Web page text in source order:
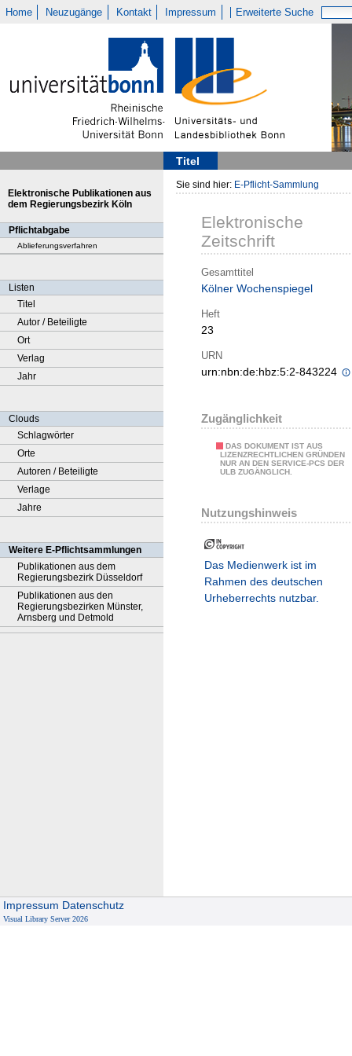
Home Neuzugänge Kontakt Impressum Erweiterte Suche
Titel
Elektronische Publikationen aus
dem Regierungsbezirk Köln
Pflichtabgabe
Ablieferungsverfahren
Listen
Titel
Autor / Beteiligte
Ort
Verlag
Jahr
Clouds
Schlagwörter
Orte
Autoren / Beteiligte
Verlage
Jahre
Weitere E-Pflichtsammlungen
Publikationen aus dem
Regierungsbezirk Düsseldorf
Publikationen aus den
Regierungsbezirken Münster,
Arnsberg und Detmold
Sie sind hier: E-Pflicht-Sammlung
Elektronische
Zeitschrift
Gesamttitel
Kölner Wochenspiegel
Heft
23
URN
urn:nbn:de:hbz:5:2-843224
Zugänglichkeit
DAS DOKUMENT IST AUS
LIZENZRECHTLICHEN GRÜNDEN
NUR AN DEN SERVICE-PCS DER
ULB ZUGÄNGLICH.
Nutzungshinweis
Das Medienwerk ist im
Rahmen des deutschen
Urheberrechts nutzbar.
Impressum Datenschutz
Visual Library Server 2026